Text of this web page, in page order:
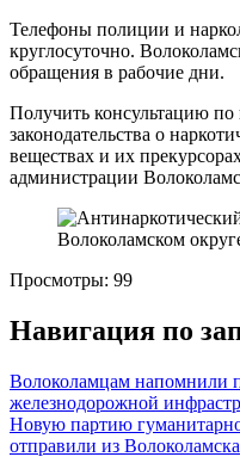
Телефоны полиции и
круглосуточно.
обращения в рабочие дни.
Получить консультацию
законодательства о
веществах и их
администрации
Просмотры: 99
Навигация по
Волоколамцам напомнили
железнодорожной
Новую партию
отправили из Волоколамска